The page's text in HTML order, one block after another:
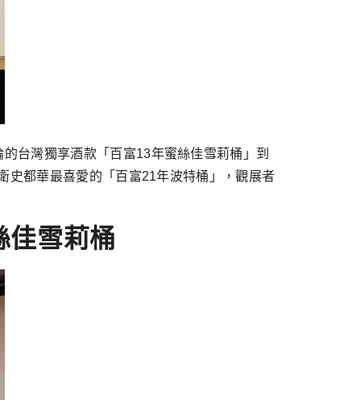
台灣獨享酒款「百富13年蜜絲佳雪莉桶」到
史都華最喜愛的「百富21年波特桶」，觀展者
佳雪莉桶